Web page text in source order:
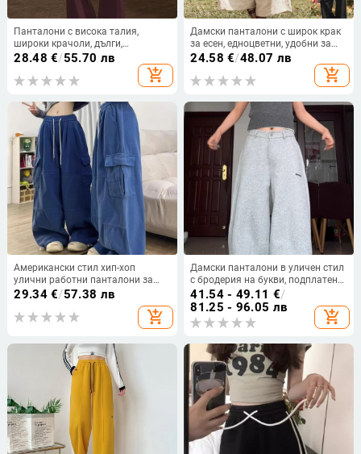
Панталони с висока талия,
широки крачоли, дълги,
полиестер, джобове
28.48 €/55.70 лв
add_shopping_cart
Дамски панталони с широк крак
за есен, едноцветни, удобни за
ежедневието, странични джобове
и еластична талия, памук-бленд
24.58 €/48.07 лв
add_shopping_cart
Американски стил хип-хоп
улични работни панталони за
жени и мъже, свободен силует,
широки крачоли с еластични
маншети, плюс размер
29.34€/57.38 лв
add_shopping_cart
Дамски панталони в уличен стил
с бродерия на букви, подплатени
с флис, широки крачоли, малък
размер, извит крак, есенно-зимна
колекция 2025
41.54 - 49.11 €/
81.25 - 96.05 лв
add_shopping_cart